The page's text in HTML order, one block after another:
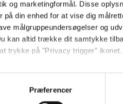
og marketingformål. Disse
på din enhed for at vise dig
målgruppeundersøgelser og
kan altid trække dit samtykke
trykke på "Privacy trigger" ikonet.
og bruge data for at kunne
Præferencer